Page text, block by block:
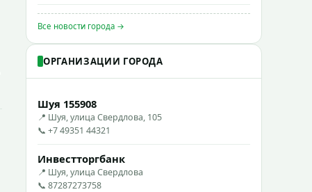
Все новости города →
ОРГАНИЗАЦИИ ГОРОДА
Шуя 155908
📍 Шуя, улица Свердлова, 105
📞 +7 49351 44321
Инвестторгбанк
📍 Шуя, улица Свердлова
📞 87287273758